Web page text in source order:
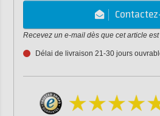
Recevez un e-mail dès que cet article
Délai de livraison 21-30 jours